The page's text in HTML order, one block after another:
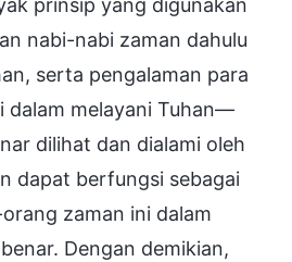
nabi-nabi zaman dahulu
serta pengalaman para
dalam melayani Tuhan—
dilihat dan dialami oleh
dapat berfungsi sebagai
zaman ini dalam
Dengan demikian,